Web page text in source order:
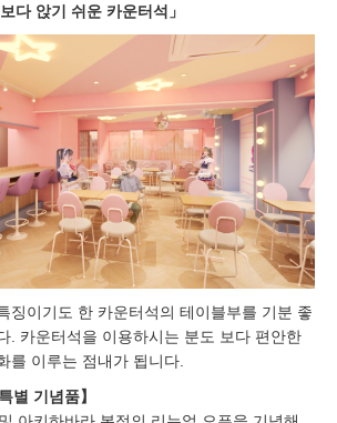
다 앉기 쉬운 카운터석」
징이기도 한 카운터석의 테이블부를 기분 좋
. 카운터석을 이용하시는 분도 보다 편안한
를 이루는 점내가 됩니다.
별 기념품】